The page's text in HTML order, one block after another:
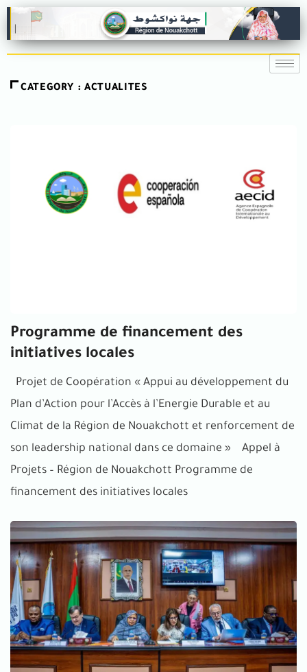
CATEGORY : ACTUALITES
Programme de financement des
initiatives locales
Projet de Coopération « Appui au développement du
Plan d’Action pour l’Accès à l’Energie Durable et au
Climat de la Région de Nouakchott et renforcement de
son leadership national dans ce domaine » Appel à
Projets – Région de Nouakchott Programme de
financement des initiatives locales